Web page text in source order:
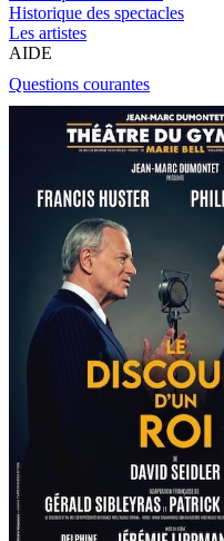
Historique des spectacles
Les artistes
AIDE
Questions courantes